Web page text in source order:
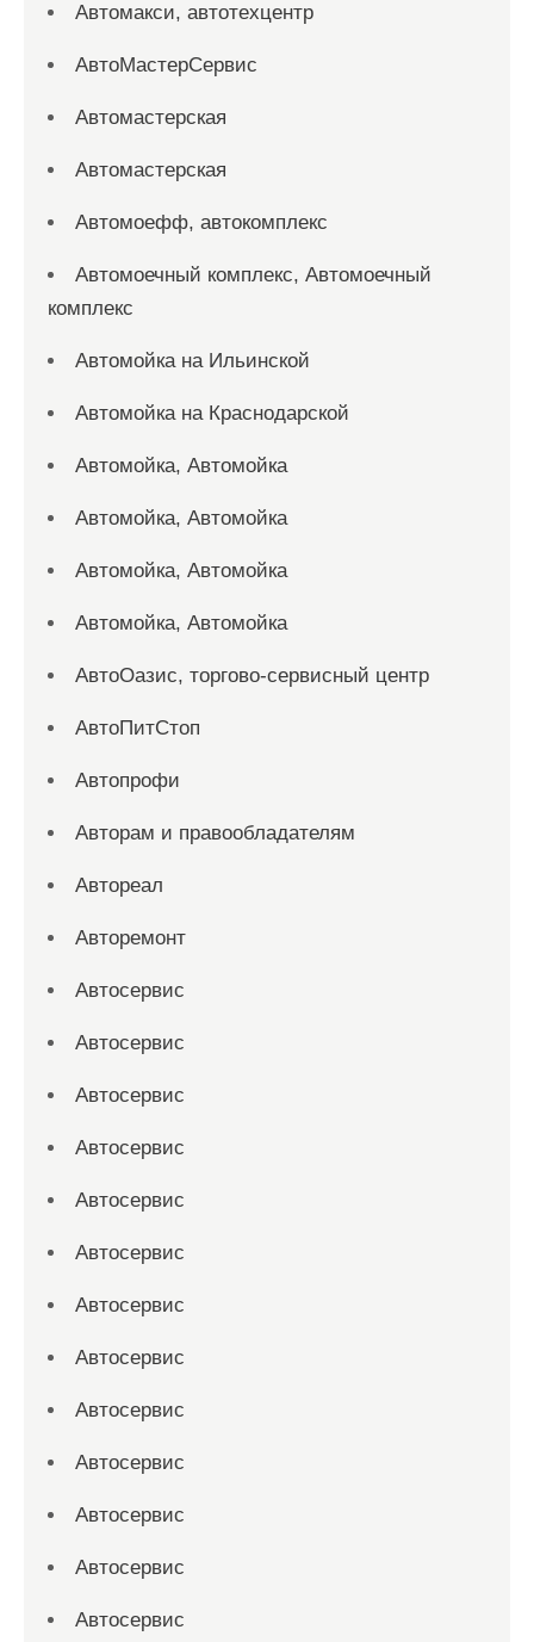
Автомакси, автотехцентр
АвтоМастерСервис
Автомастерская
Автомастерская
Автомоефф, автокомплекс
Автомоечный комплекс, Автомоечный
комплекс
Автомойка на Ильинской
Автомойка на Краснодарской
Автомойка, Автомойка
Автомойка, Автомойка
Автомойка, Автомойка
Автомойка, Автомойка
АвтоОазис, торгово-сервисный центр
АвтоПитСтоп
Автопрофи
Авторам и правообладателям
Автореал
Авторемонт
Автосервис
Автосервис
Автосервис
Автосервис
Автосервис
Автосервис
Автосервис
Автосервис
Автосервис
Автосервис
Автосервис
Автосервис
Автосервис